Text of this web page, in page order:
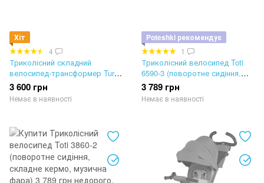
Хіт
4
Триколісний складний
велосипед-трансформер Turbo
Trike MT 1036 beige
3 600 грн
Немає в наявності
Poteshki рекомендує
1
Триколісний велосипед Toti
6590-3 (поворотне сидіння,
складне кермо, музична фара)
3 789 грн
Немає в наявності